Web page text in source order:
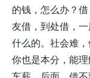
的钱，怎么办？
友借，到处借，
什么的。社会难
你也是本分，能